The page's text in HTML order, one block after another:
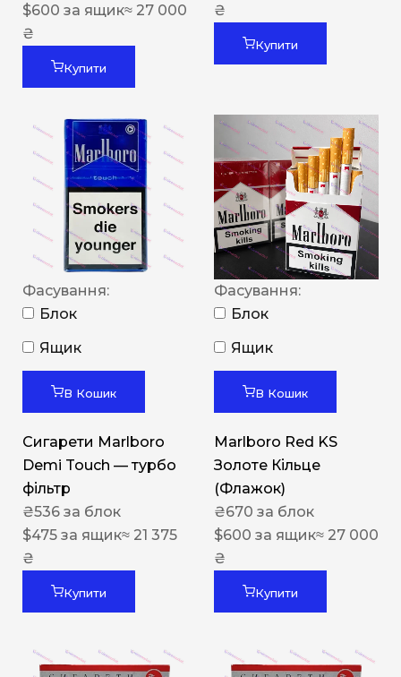
$600 за ящик≈ 27 000
₴
Купити
₴
Купити
Фасування:
Блок
Ящик
В Кошик
Сигарети Marlboro
Demi Touch — турбо
фільтр
₴536 за блок
$475 за ящик≈ 21 375
₴
Купити
Фасування:
Блок
Ящик
В Кошик
Marlboro Red KS
Золоте Кільце
(Флажок)
₴670 за блок
$600 за ящик≈ 27 000
₴
Купити